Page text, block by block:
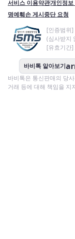
서비스 이용약관개인정보
명예훼손 게시중단 요청
[인증범위]
(심사받지
[유효기간
바비톡 알아보기
바비톡은 통신판매의 당
거래 등에 대해 책임을 지